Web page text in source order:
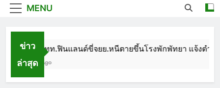
รับผิดชอบ พร้อมเตือนอย่าหลงเชื่อรีวิวราคาถูก
ชลบุรี หนุ่มใหญ่ออสซี่พาสาวไทยวัย 17 เข้าคอนโด
ชลบุรี ฉลุยก่อนหมดวาระ! สภาเมืองพัทยา ผ่านงบ 5.7
MENU
ข่าว
ล่าสุด
ชลบุรี นทท.ฟินแลนด์ขี่จยย.หนีตายขึ้นโรงพักพัทยา แจ้งตำรว
1 Month Ago